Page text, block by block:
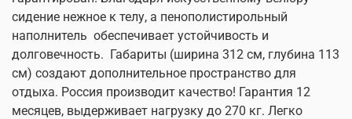
сидение нежное к телу, а пенополистирольный
наполнитель обеспечивает устойчивость и
долговечность. Габариты (ширина 312 см, глубина 113
см) создают дополнительное пространство для
отдыха. Россия производит качество! Гарантия 12
месяцев, выдерживает нагрузку до 270 кг. Легко